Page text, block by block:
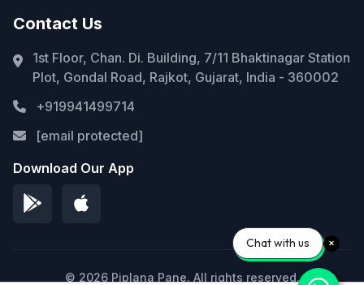
Contact Us
1st Floor, Chan. Di. Building, 7/11 Bhaktinagar Station
Plot, Gondal Road, Rajkot, Gujarat, India - 360002
+919941499714
[email protected]
Download Our App
© 2026 Piplana Pane. All rights reserved.
Chat with us